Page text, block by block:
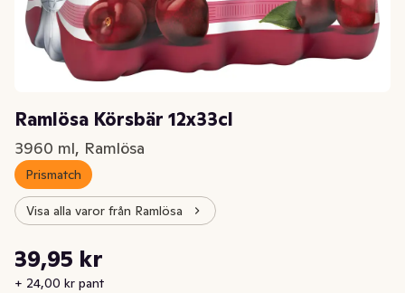
Ramlösa Körsbär 12x33cl
3960 ml, Ramlösa
Prismatch
Visa alla varor från Ramlösa
Nuvarande pris är: 39,95 kr
39,95 kr
+ 24,00 kr pant
Styckpris: 10,09 kr /l